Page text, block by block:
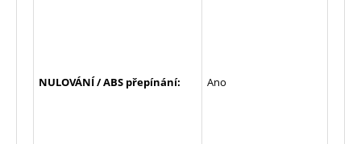
NULOVÁNÍ / ABS přepínání: Ano